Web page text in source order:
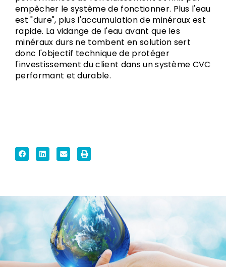
empêcher le système de fonctionner. Plus l'eau
est "dure", plus l'accumulation de minéraux est
rapide. La vidange de l'eau avant que les
minéraux durs ne tombent en solution sert
donc l'objectif technique de protéger
l'investissement du client dans un système CVC
performant et durable.